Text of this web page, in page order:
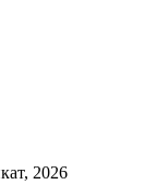
2026